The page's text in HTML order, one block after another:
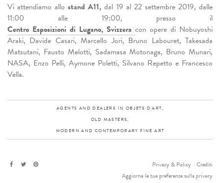
Vi attendiamo allostand A11,dal 19 al 22 settembre 2019, dalle
11:00 alle 19:00, presso il
Centro Esposizioni di Lugano, Svizzera con opere di Nobuyoshi
Araki, Davide Casari, Marcello Jori, Bruno Labouret, Takesada
Matsutani, Fausto Melotti, Sadamasa Motonaga, Bruno Munari,
NASA, Enzo Pelli, Aymone Poletti, Silvano Repetto e Francesco
Vella.
AGENTS AND DEALERS IN OBJETS D'ART,
OLD MASTERS,
MODERN AND CONTEMPORARY FINE ART
Privacy & Policy - Crediti
Aggiorna le tue preferenze sulla privacy